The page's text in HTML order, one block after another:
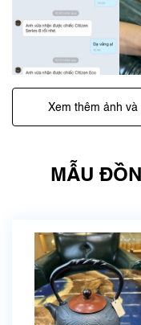
Xem thêm ảnh
MẪU